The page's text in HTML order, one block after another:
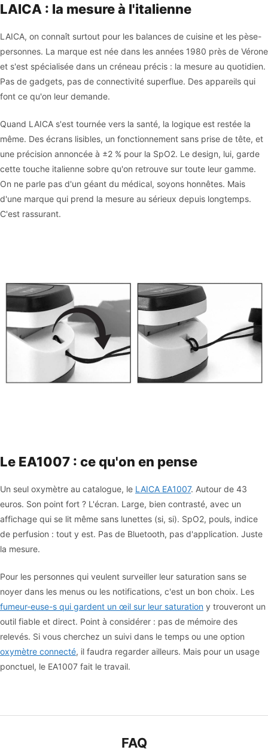
LAICA : la mesure à l'italienne
LAICA, on connaît surtout pour les balances de cuisine et les pèse-
personnes. La marque est née dans les années 1980 près de Vérone
et s'est spécialisée dans un créneau précis : la mesure au quotidien.
Pas de gadgets, pas de connectivité superflue. Des appareils qui
font ce qu'on leur demande.
Quand LAICA s'est tournée vers la santé, la logique est restée la
même. Des écrans lisibles, un fonctionnement sans prise de tête, et
une précision annoncée à ±2 % pour la SpO2. Le design, lui, garde
cette touche italienne sobre qu'on retrouve sur toute leur gamme.
On ne parle pas d'un géant du médical, soyons honnêtes. Mais
d'une marque qui prend la mesure au sérieux depuis longtemps.
C'est rassurant.
Le EA1007 : ce qu'on en pense
Un seul oxymètre au catalogue, le LAICA EA1007. Autour de 43
euros. Son point fort ? L'écran. Large, bien contrasté, avec un
affichage qui se lit même sans lunettes (si, si). SpO2, pouls, indice
de perfusion : tout y est. Pas de Bluetooth, pas d'application. Juste
la mesure.
Pour les personnes qui veulent surveiller leur saturation sans se
noyer dans les menus ou les notifications, c'est un bon choix. Les
fumeur-euse-s qui gardent un œil sur leur saturation y trouveront un
outil fiable et direct. Point à considérer : pas de mémoire des
relevés. Si vous cherchez un suivi dans le temps ou une option
oxymètre connecté, il faudra regarder ailleurs. Mais pour un usage
ponctuel, le EA1007 fait le travail.
FAQ